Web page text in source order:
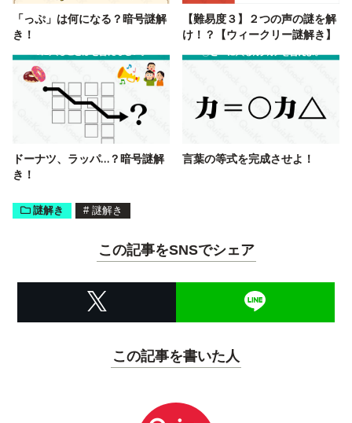
「っぷ」は何になる？暗号謎解
き！
【難易度３】２つの声の謎を解
け！？【ウィークリー謎解き】
ドーナツ、ラッパ…？暗号謎解
き！
言葉の等式を完成させよ！
謎解き # 謎解き
この記事をSNSでシェア
この記事を書いた人